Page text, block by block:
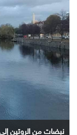
نبضات من الروتين